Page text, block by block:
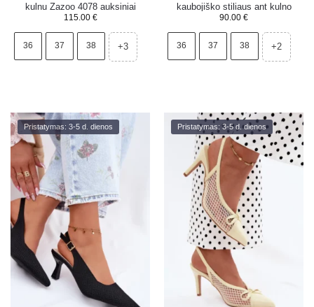
kulnu Zazoo 4078 auksiniai
115.00 €
36 37 38 +3
kaubojiško stiliaus ant kulno
S.Barski CR61-3059 juodos
90.00 €
36 37 38 +2
Pristatymas: 3-5 d. dienos Pristatymas: 3-5 d. dienos